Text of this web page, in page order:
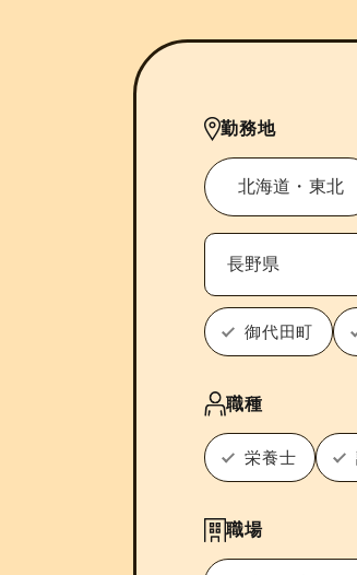
勤務地
北海道・東北
御代田町
職種
栄養士
職場